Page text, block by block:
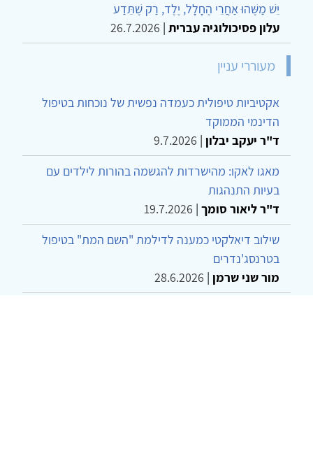
יֵשׁ מַשֶּׁהוּ אַחֲרֵי הֶחָלָל, יֶלֶד, רַק שֶׁתֵּדַע
עלון פסיכולוגיה עברית |
26.7.2026
מעוררי עניין
אקטיביות טיפולית כעמדה נפשית של נוכחות בטיפול
הדינמי הממוקד
ד"ר יעקב יבלון |
9.7.2026
מאגו לאקו: מהישרדות להגשמה בהורות לילדים עם
בעיות התנהגות
ד"ר ליאור סומך |
19.7.2026
שילוב דיאלקטי כמענה לדילמת "השם המת" בטיפול
בטרנסג'נדרים
מור שני שרמן |
28.6.2026